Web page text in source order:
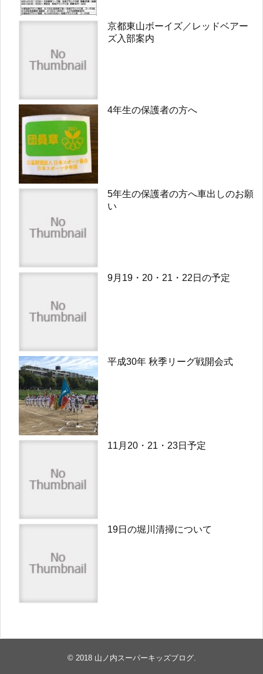
京都東山ボーイズ／レッドベアー
ズ入部案内
4年生の保護者の方へ
5年生の保護者の方へ車出しのお願
い
9月19・20・21・22日の予定
平成30年 秋季リーグ戦開会式
11月20・21・23日予定
19日の堀川清掃について
© 2018 山ノ内スーパーキッズブログ.